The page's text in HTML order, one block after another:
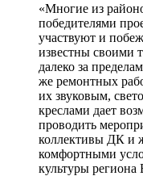
«Многие из
победителями
участвуют и
известны своими
далеко за
же ремонтных
их звуковым,
креслами дает
проводить
коллективы ДК и
комфортными
культуры региона